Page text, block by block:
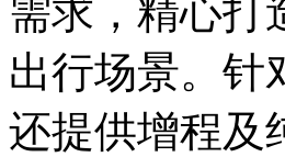
需求，精心打
出行场景。针
还提供增程及